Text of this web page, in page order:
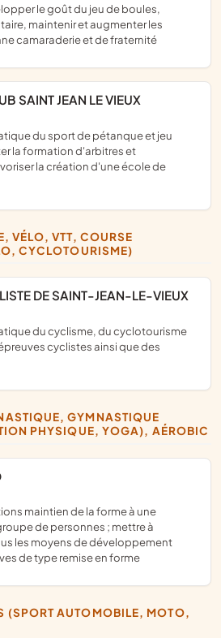
maintenir et augmenter les
camaraderie et de fraternité
SAINT JEAN LE VIEUX
la formation d'arbitres et
la création d'une école de
CYCLOTOURISME)
DE SAINT-JEAN-LE-VIEUX
cyclistes ainsi que des
PHYSIQUE, YOGA), AÉROBIC
de personnes ; mettre à
les moyens de développement
de type remise en forme